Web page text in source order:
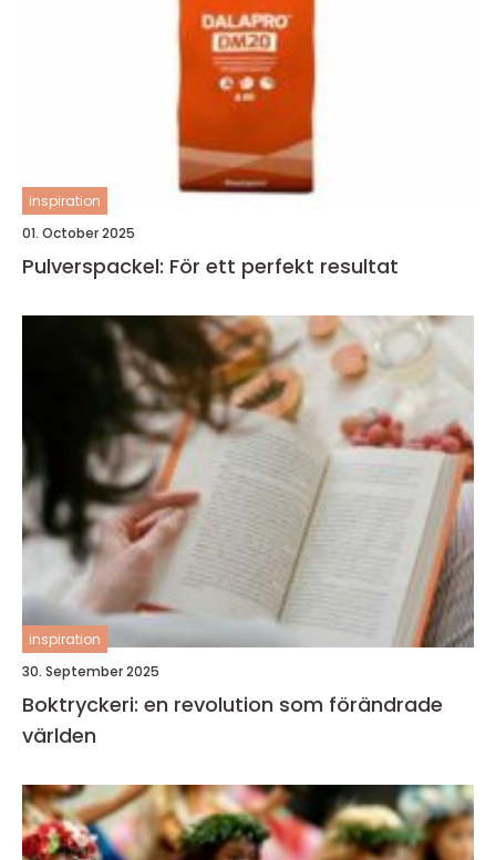
inspiration
01. October 2025
Pulverspackel: För ett perfekt resultat
inspiration
30. September 2025
Boktryckeri: en revolution som förändrade
världen